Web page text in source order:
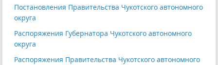
Постановления Правительства Чукотского автономного
округа
Распоряжения Губернатора Чукотского автономного
округа
Распоряжения Правительства Чукотского автономного